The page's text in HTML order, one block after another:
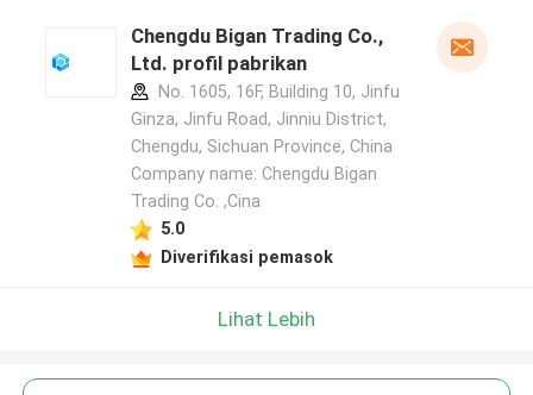
Chengdu Bigan Trading Co.,
Ltd. profil pabrikan
No. 1605, 16F, Building 10, Jinfu
Ginza, Jinfu Road, Jinniu District,
Chengdu, Sichuan Province, China
Company name: Chengdu Bigan
Trading Co. ,Cina
5.0
Diverifikasi pemasok
Lihat Lebih